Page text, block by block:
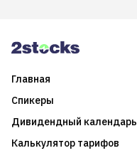
Главная
Спикеры
Дивидендный календарь
Калькулятор тарифов